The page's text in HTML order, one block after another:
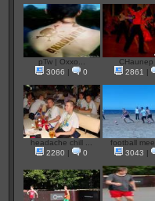
pTw | Oxxo...
3066
| 0
СНаunep
2861
|
headache chill ...
2280
| 0
football
3043
|